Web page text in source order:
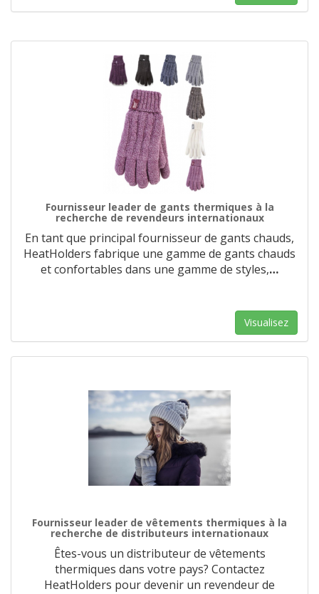
Fournisseur leader de gants thermiques à la
recherche de revendeurs internationaux
En tant que principal fournisseur de gants chauds,
HeatHolders fabrique une gamme de gants chauds
et confortables dans une gamme de styles,…
Visualisez
Fournisseur leader de vêtements thermiques à la
recherche de distributeurs internationaux
Êtes-vous un distributeur de vêtements
thermiques dans votre pays? Contactez
HeatHolders pour devenir un revendeur de